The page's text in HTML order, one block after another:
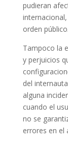
pudieran
orden público.
Tampoco la
y perjuicios
del
alguna
cuando el
no se
errores en el